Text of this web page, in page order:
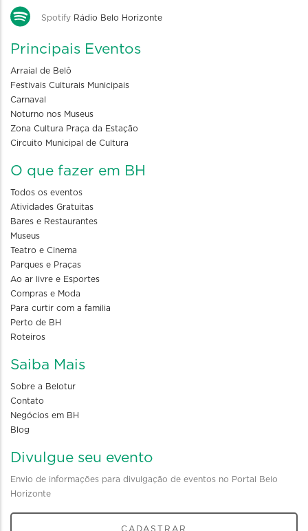
Spotify Rádio Belo Horizonte
Principais Eventos
Arraial de Belô
Festivais Culturais Municipais
Carnaval
Noturno nos Museus
Zona Cultura Praça da Estação
Circuito Municipal de Cultura
O que fazer em BH
Todos os eventos
Atividades Gratuitas
Bares e Restaurantes
Museus
Teatro e Cinema
Parques e Praças
Ao ar livre e Esportes
Compras e Moda
Para curtir com a familia
Perto de BH
Roteiros
Saiba Mais
Sobre a Belotur
Contato
Negócios em BH
Blog
Divulgue seu evento
Envio de informações para divulgação de eventos no Portal Belo
Horizonte
CADASTRAR